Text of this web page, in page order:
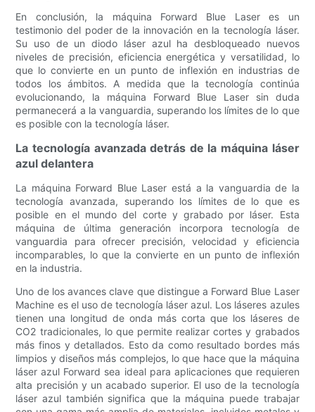
En conclusión, la máquina Forward Blue Laser es un
testimonio del poder de la innovación en la tecnología láser.
Su uso de un diodo láser azul ha desbloqueado nuevos
niveles de precisión, eficiencia energética y versatilidad, lo
que lo convierte en un punto de inflexión en industrias de
todos los ámbitos. A medida que la tecnología continúa
evolucionando, la máquina Forward Blue Laser sin duda
permanecerá a la vanguardia, superando los límites de lo que
es posible con la tecnología láser.
La tecnología avanzada detrás de la máquina láser
azul delantera
La máquina Forward Blue Laser está a la vanguardia de la
tecnología avanzada, superando los límites de lo que es
posible en el mundo del corte y grabado por láser. Esta
máquina de última generación incorpora tecnología de
vanguardia para ofrecer precisión, velocidad y eficiencia
incomparables, lo que la convierte en un punto de inflexión
en la industria.
Uno de los avances clave que distingue a Forward Blue Laser
Machine es el uso de tecnología láser azul. Los láseres azules
tienen una longitud de onda más corta que los láseres de
CO2 tradicionales, lo que permite realizar cortes y grabados
más finos y detallados. Esto da como resultado bordes más
limpios y diseños más complejos, lo que hace que la máquina
láser azul Forward sea ideal para aplicaciones que requieren
alta precisión y un acabado superior. El uso de la tecnología
láser azul también significa que la máquina puede trabajar